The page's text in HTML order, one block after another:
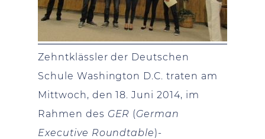
Zehntklässler der Deutschen
Schule Washington D.C. traten am
Mittwoch, den 18. Juni 2014, im
Rahmen des GER (German
Executive Roundtable)-